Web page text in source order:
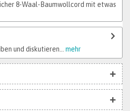
8-Waal-Baumwollcord mit etwas
und diskutieren...
mehr